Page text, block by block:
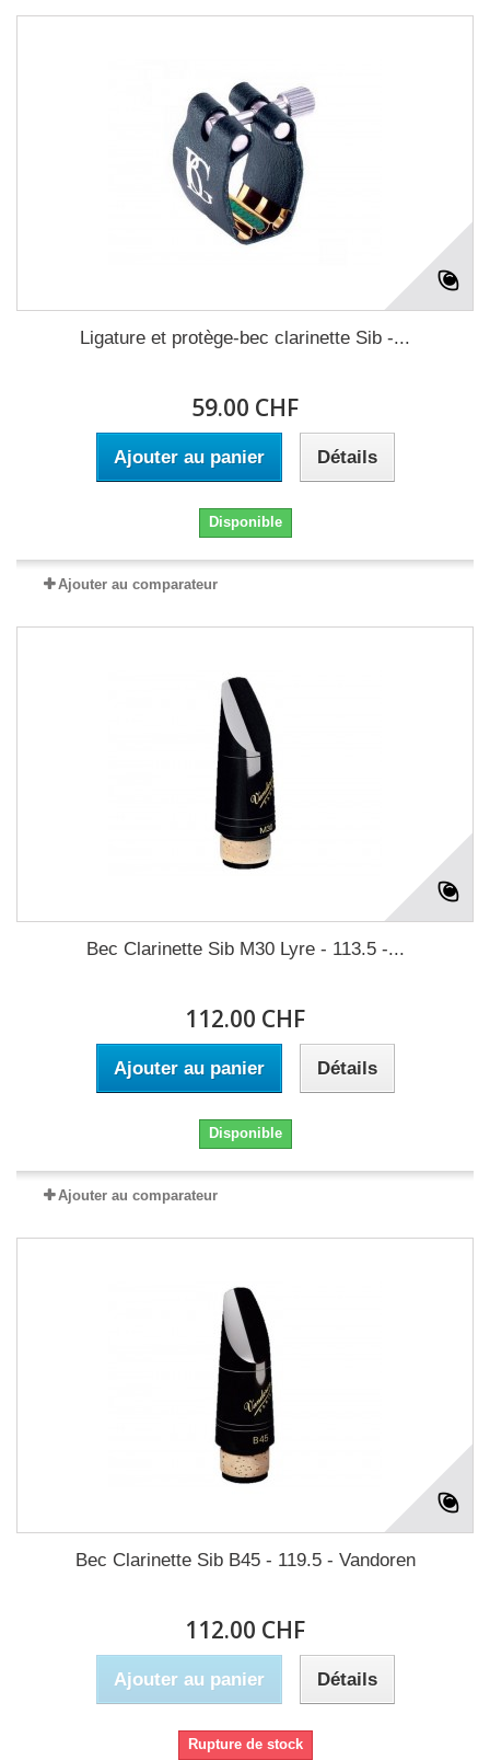
Ligature et protège-bec clarinette Sib -...
59.00 CHF
Ajouter au panier Détails
Disponible
Ajouter au comparateur
Bec Clarinette Sib M30 Lyre - 113.5 -...
112.00 CHF
Ajouter au panier Détails
Disponible
Ajouter au comparateur
Bec Clarinette Sib B45 - 119.5 - Vandoren
112.00 CHF
Ajouter au panier Détails
Rupture de stock